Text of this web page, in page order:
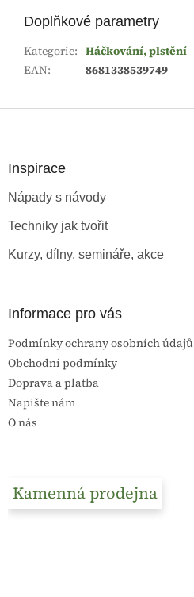
Doplňkové parametry
Kategorie: Háčkování, plstění
EAN: 8681338539749
Inspirace
Nápady s návody
Techniky jak tvořit
Kurzy, dílny, semináře, akce
Informace pro vás
Podmínky ochrany osobních údajů
Obchodní podmínky
Doprava a platba
Napište nám
O nás
Kamenná prodejna